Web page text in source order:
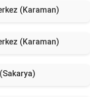
(Karaman)
(Karaman)